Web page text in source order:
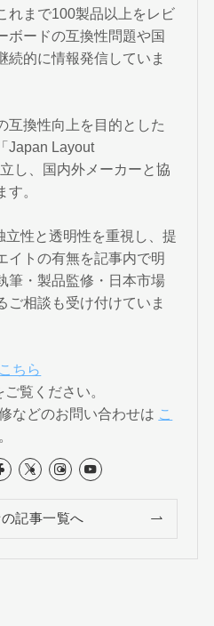
れまで100製品以上をレビ
ボードの互換性問題や国
続的に情報発信していま
互換性向上を目的とした
Japan Layout
し、国内外メーカーと協
。
性と透明性を重視し、提
イトの有無を記事内で明
筆・製品監修・日本市場
ご相談も受け付けていま
ちら
ご覧ください。
などのお問い合わせは こ
記事一覧へ